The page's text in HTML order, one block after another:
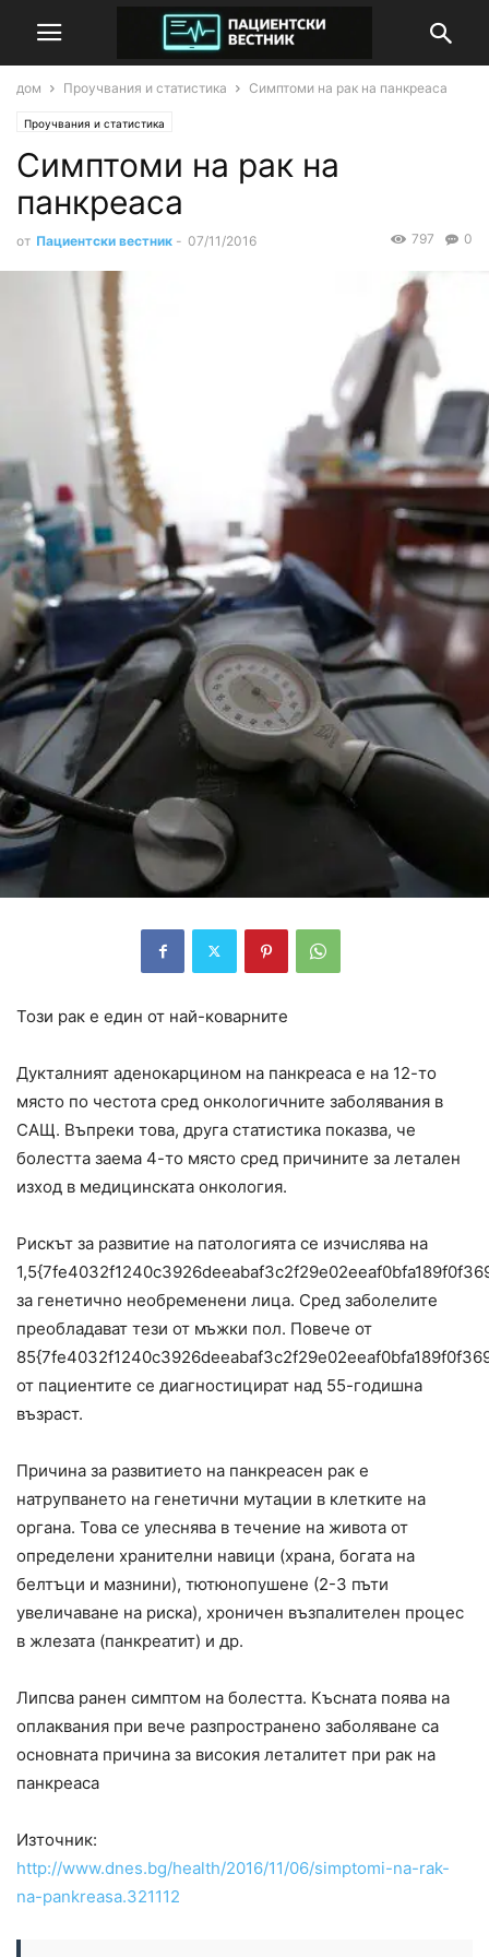
дом Проучвания и статистика Симптоми на рак на панкреаса
Проучвания и статистика
Симптоми на рак на
панкреаса
от Пациентски вестник - 07/11/2016 0
797
Този рак е един от най-коварните
Дукталният аденокарцином на панкреаса е на 12-то
място по честота сред онкологичните заболявания в
САЩ. Въпреки това, друга статистика показва, че
болестта заема 4-то място сред причините за летален
изход в медицинската онкология.
Рискът за развитие на патологията се изчислява на
за генетично необременени лица. Сред заболелите
преобладават тези от мъжки пол. Повече от
от пациентите се диагностицират над 55-годишна
възраст.
Причина за развитието на панкреасен рак е
натрупването на генетични мутации в клетките на
органа. Това се улеснява в течение на живота от
определени хранителни навици (храна, богата на
белтъци и мазнини), тютюнопушене (2-3 пъти
увеличаване на риска), хроничен възпалителен процес
в жлезата (панкреатит) и др.
Липсва ранен симптом на болестта. Късната поява на
оплаквания при вече разпространено заболяване са
основната причина за високия леталитет при рак на
панкреаса
Източник:
http://www.dnes.bg/health/2016/11/06/simptomi-na-rak-
na-pankreasa.321112